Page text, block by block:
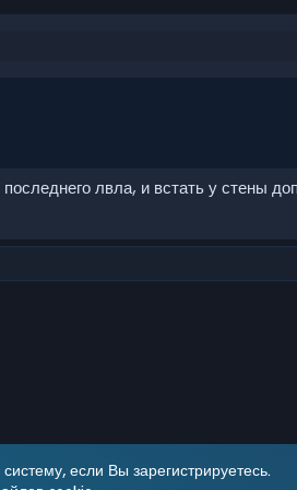
лвла, и встать у стены
если Вы зарегистрируетесь.